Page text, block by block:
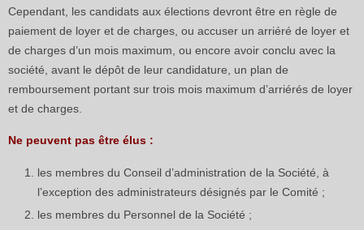
Cependant, les candidats aux élections devront être en règle de
paiement de loyer et de charges, ou accuser un arriéré de loyer et
de charges d’un mois maximum, ou encore avoir conclu avec la
société, avant le dépôt de leur candidature, un plan de
remboursement portant sur trois mois maximum d’arriérés de loyer
et de charges.
Ne peuvent pas être élus :
les membres du Conseil d’administration de la Société, à
l’exception des administrateurs désignés par le Comité ;
les membres du Personnel de la Société ;